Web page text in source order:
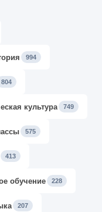
994
804
культура 749
575
413
обучение 228
207